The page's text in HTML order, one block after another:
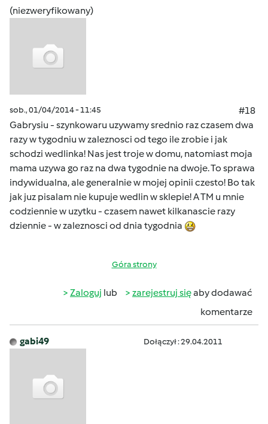
(niezweryfikowany)
sob., 01/04/2014 - 11:45
#18
Gabrysiu - szynkowaru uzywamy srednio raz czasem dwa
razy w tygodniu w zaleznosci od tego ile zrobie i jak
schodzi wedlinka! Nas jest troje w domu, natomiast moja
mama uzywa go raz na dwa tygodnie na dwoje. To sprawa
indywidualna, ale generalnie w mojej opinii czesto! Bo tak
jak juz pisalam nie kupuje wedlin w sklepie! A TM u mnie
codziennie w uzytku - czasem nawet kilkanascie razy
dziennie - w zaleznosci od dnia tygodnia
Góra strony
Zaloguj lub zarejestruj sięaby dodawać
komentarze
gabi49 Dołączył : 29.04.2011